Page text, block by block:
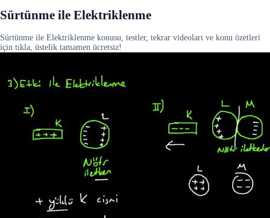
Sürtünme ile Elektriklenme
Sürtünme ile Elektriklenme konusu, testler, tekrar videoları ve konu özetleri
için tıkla, üstelik tamamen ücretsiz!